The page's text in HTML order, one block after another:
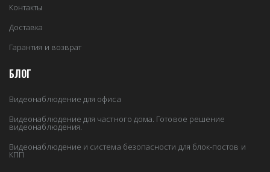
Контакты
Доставка
Гарантия и возврат
БЛОГ
Видеонаблюдение для офиса
Видеонаблюдение для частного дома. Готовое решение
видеонаблюдения.
Видеонаблюдение и система безопасности для блок-постов и
КПП